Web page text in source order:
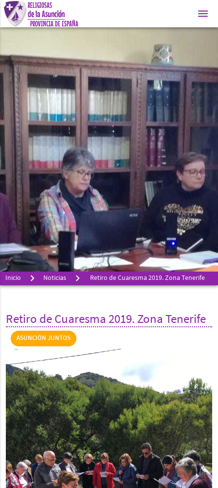
RELIGIOSAS
de la Asunción
PROVINCIA DE ESPAÑA
menu
Inicio Noticias Retiro de Cuaresma 2019. Zona Tenerife
Retiro de Cuaresma 2019. Zona Tenerife
ASUNCIÓN JUNTOS